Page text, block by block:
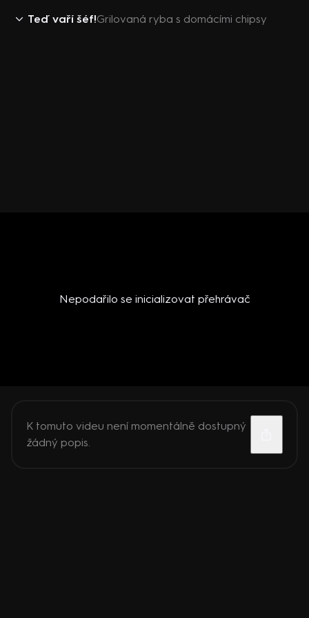
Teď vaří šéf!Grilovaná ryba s domácími chipsy
Nepodařilo se inicializovat přehrávač
K tomuto videu není momentálně dostupný
žádný popis.